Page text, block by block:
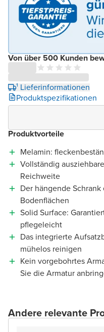
Von über 500 Kunden
¹ Lieferinformationen
Produktspezifikationen
Produktvorteile
Melamin:
Vollständig
Reichweite
Der hängende
Bodenflächen
Solid Surface:
pflegeleicht
Das integrierte
mühelos reinigen
Kein vorgebohrtes
Sie die Armatur
Andere relevante